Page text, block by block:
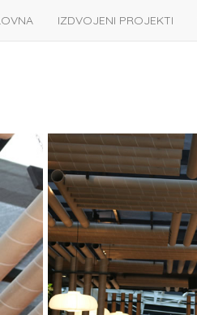
IZDVOJENI PROJEKTI